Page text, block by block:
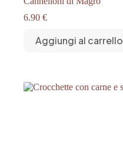
6.90 €
Aggiungi al carrello